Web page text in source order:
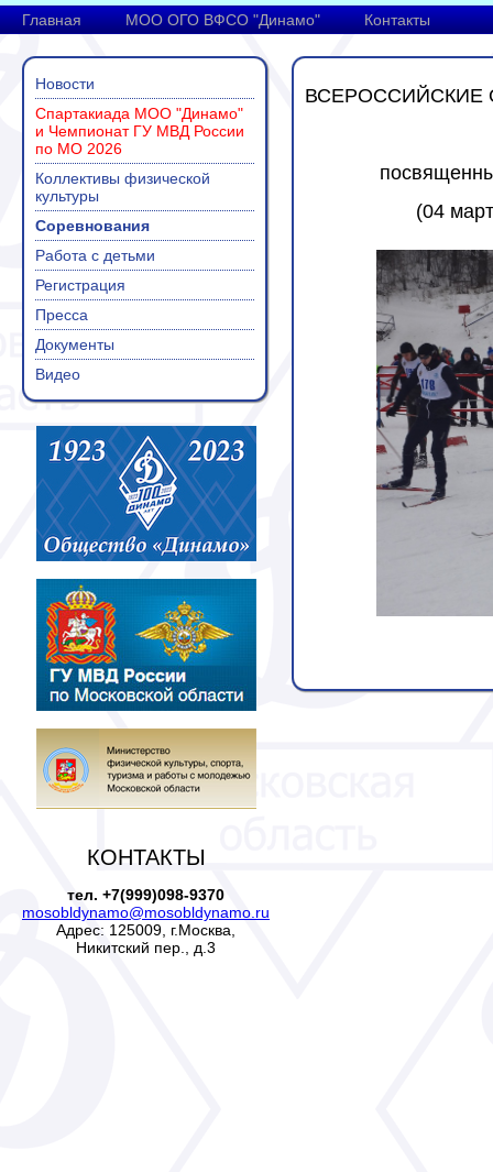
Главная МОО ОГО ВФСО "Динамо" Контакты
Новости
Спартакиада МОО "Динамо"
и Чемпионат ГУ МВД России
по МО 2026
Коллективы физической
культуры
Соревнования
Работа с детьми
Регистрация
Пресса
Документы
Видео
КОНТАКТЫ
тел. +7(999)098-9370
mosobldynamo@mosobldynamo.ru
Адрес: 125009, г.Москва,
Никитский пер., д.3
(04